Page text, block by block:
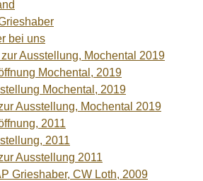
bei uns
Ausstellung, Mochental 2019
Mochental, 2019
Mochental, 2019
Ausstellung, Mochental 2019
2011
2011
Ausstellung 2011
Grieshaber, CW Loth, 2009